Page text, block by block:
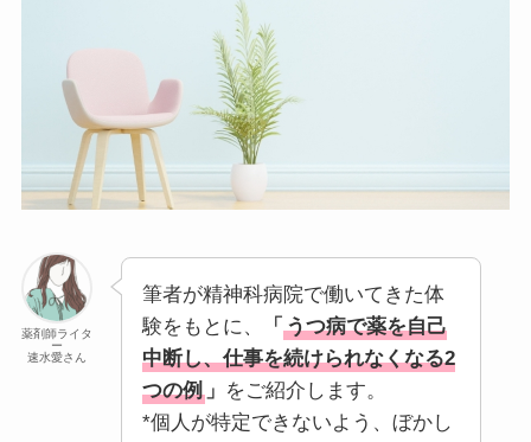
薬剤師ライタ
ー
速水愛さん
筆者が精神科病院で働いてきた体
験をもとに、
「 うつ病で薬を自己
中断し、仕事を続けられなくなる2
つの例」 をご紹介します。
*個人が特定できないよう、ぼかし